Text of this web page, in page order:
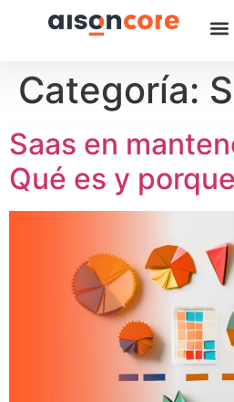
Categoría:
Saas en
Qué es y